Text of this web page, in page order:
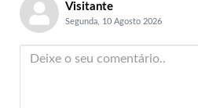
Visitante
Segunda, 10 Agosto 2026